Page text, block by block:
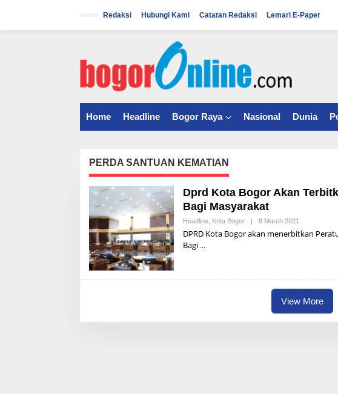
i
Redaksi Hubungi Kami Catatan Redaksi Lemari E-Paper
Home Headline Bogor Raya Nasional Dunia
PERDA SANTUAN KEMATIAN
Dprd Kota Bogor Akan
Bagi Masyarakat
Headline Kota Bogor | 8 March 2021
Y
R
A
I
DPRD Kota Bogor akan menerbitkan
Bagi
View More